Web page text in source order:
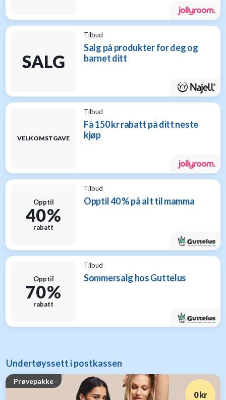
SALG
Tilbud
Salg på produkter for deg og
barnet ditt
VELKOMSTGAVE
Tilbud
Få 150 kr rabatt på ditt neste
kjøp
Opptil
40 %
rabatt
Tilbud
Opptil 40 % på alt til mamma
Opptil
70 %
rabatt
Tilbud
Sommersalg hos Guttelus
Undertøyssett i postkassen
Prøvepakke
0 kr